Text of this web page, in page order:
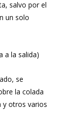
salvo por el
un solo
a la salida)
se
la colada
y otros varios